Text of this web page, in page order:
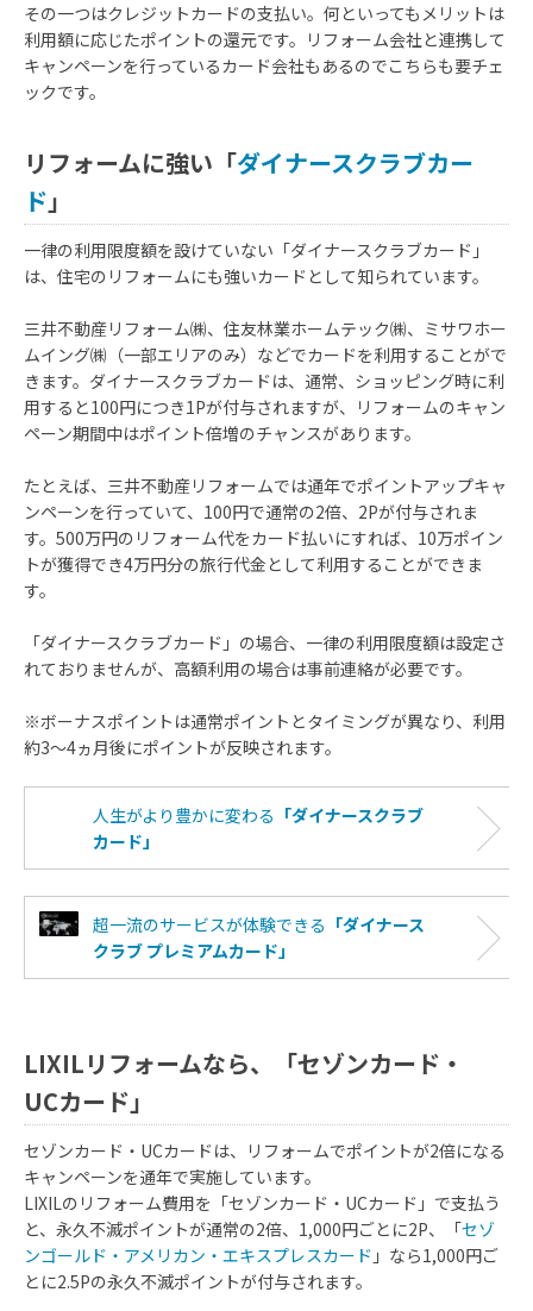
その一つはクレジットカードの支払い。何といってもメリットは
利用額に応じたポイントの還元です。リフォーム会社と連携して
キャンペーンを行っているカード会社もあるのでこちらも要チェ
ックです。
リフォームに強い「ダイナースクラブカー
ド」
一律の利用限度額を設けていない「ダイナースクラブカード」
は、住宅のリフォームにも強いカードとして知られています。
三井不動産リフォーム㈱、住友林業ホームテック㈱、ミサワホー
ムイング㈱（一部エリアのみ）などでカードを利用することがで
きます。ダイナースクラブカードは、通常、ショッピング時に利
用すると100円につき1Pが付与されますが、リフォームのキャン
ペーン期間中はポイント倍増のチャンスがあります。
たとえば、三井不動産リフォームでは通年でポイントアップキャ
ンペーンを行っていて、100円で通常の2倍、2Pが付与されま
す。500万円のリフォーム代をカード払いにすれば、10万ポイン
トが獲得でき4万円分の旅行代金として利用することができま
す。
「ダイナースクラブカード」の場合、一律の利用限度額は設定さ
れておりませんが、高額利用の場合は事前連絡が必要です。
※ボーナスポイントは通常ポイントとタイミングが異なり、利用
約3～4ヵ月後にポイントが反映されます。
人生がより豊かに変わる 「ダイナースクラブ
カード」
超一流のサービスが体験できる 「ダイナース
クラブ プレミアムカード」
LIXILリフォームなら、「セゾンカード・
UCカード」
セゾンカード・UCカードは、リフォームでポイントが2倍になる
キャンペーンを通年で実施しています。
LIXILのリフォーム費用を「セゾンカード・UCカード」で支払う
と、永久不滅ポイントが通常の2倍、1,000円ごとに2P、「セゾ
ンゴールド・アメリカン・エキスプレスカード 」なら1,000円ご
とに2.5Pの永久不滅ポイントが付与されます。